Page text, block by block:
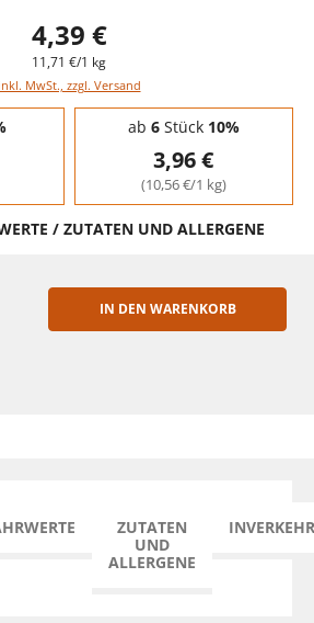
4,39 €
11,71 €/1 kg
inkl. MwSt., zzgl. Versand
ab 6Stück 10%
3,96 €
(10,56 €/1 kg)
/ ZUTATEN UND ALLERGENE
ERHÖHEN
IN DEN WARENKORB
ZUTATEN
UND
ALLERGENE